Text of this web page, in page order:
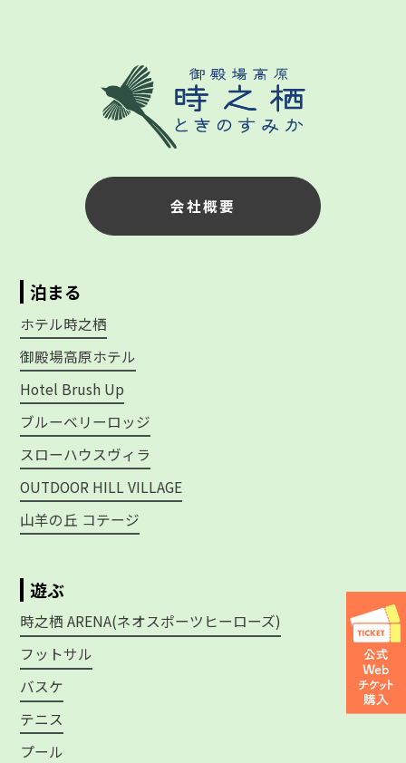
会社概要
泊まる
ホテル時之栖
御殿場高原ホテル
Hotel Brush Up
ブルーベリーロッジ
スローハウスヴィラ
OUTDOOR HILL VILLAGE
山羊の丘 コテージ
遊ぶ
時之栖 ARENA(ネオスポーツヒーローズ)
フットサル
バスケ
テニス
プール